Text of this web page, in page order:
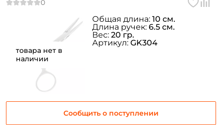
товара нет в
наличии
Сообщить о поступлении
Общая длина: 10 см.
Длина ручек: 6.5 см.
Вес: 20 гр.
Артикул: GK304